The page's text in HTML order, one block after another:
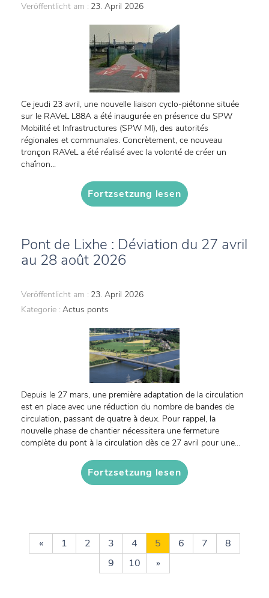
Veröffentlicht am : 23. April 2026
Ce jeudi 23 avril, une nouvelle liaison cyclo-piétonne située
sur le RAVeL L88A a été inaugurée en présence du SPW
Mobilité et Infrastructures (SPW MI), des autorités
régionales et communales. Concrètement, ce nouveau
tronçon RAVeL a été réalisé avec la volonté de créer un
chaînon...
Fortzsetzung lesen
Pont de Lixhe : Déviation du 27 avril
au 28 août 2026
Veröffentlicht am : 23. April 2026
Kategorie : Actus ponts
Depuis le 27 mars, une première adaptation de la circulation
est en place avec une réduction du nombre de bandes de
circulation, passant de quatre à deux. Pour rappel, la
nouvelle phase de chantier nécessitera une fermeture
complète du pont à la circulation dès ce 27 avril pour une...
Fortzsetzung lesen
« 1 2 3 4 5 6 7
8
9
10 »